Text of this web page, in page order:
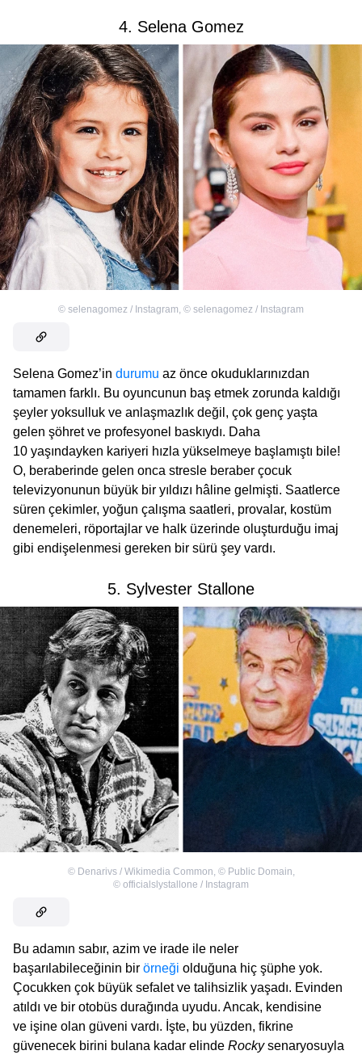
4. Selena Gomez
© selenagomez / Instagram © selenagomez / Instagram
Selena Gomez’in durumu az önce okuduklarınızdan
tamamen farklı. Bu oyuncunun baş etmek zorunda kaldığı
şeyler yoksulluk ve anlaşmazlık değil, çok genç yaşta
gelen şöhret ve profesyonel baskıydı. Daha
10 yaşındayken kariyeri hızla yükselmeye başlamıştı bile!
O, beraberinde gelen onca stresle beraber çocuk
televizyonunun büyük bir yıldızı hâline gelmişti. Saatlerce
süren çekimler, yoğun çalışma saatleri, provalar, kostüm
denemeleri, röportajlar ve halk üzerinde oluşturduğu imaj
gibi endişelenmesi gereken bir sürü şey vardı.
5. Sylvester Stallone
© Denarivs / Wikimedia Common © Public Domain
© officialslystallone / Instagram
Bu adamın sabır, azim ve irade ile neler
başarılabileceğinin bir örneği olduğuna hiç şüphe yok.
Çocukken çok büyük sefalet ve talihsizlik yaşadı. Evinden
atıldı ve bir otobüs durağında uyudu. Ancak, kendisine
ve işine olan güveni vardı. İşte, bu yüzden, fikrine
güvenecek birini bulana kadar elinde Rockysenaryosuyla